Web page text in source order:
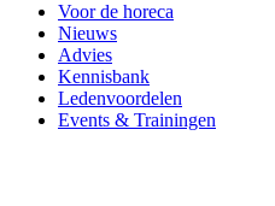
Voor de horeca
Nieuws
Advies
Kennisbank
Ledenvoordelen
Events & Trainingen